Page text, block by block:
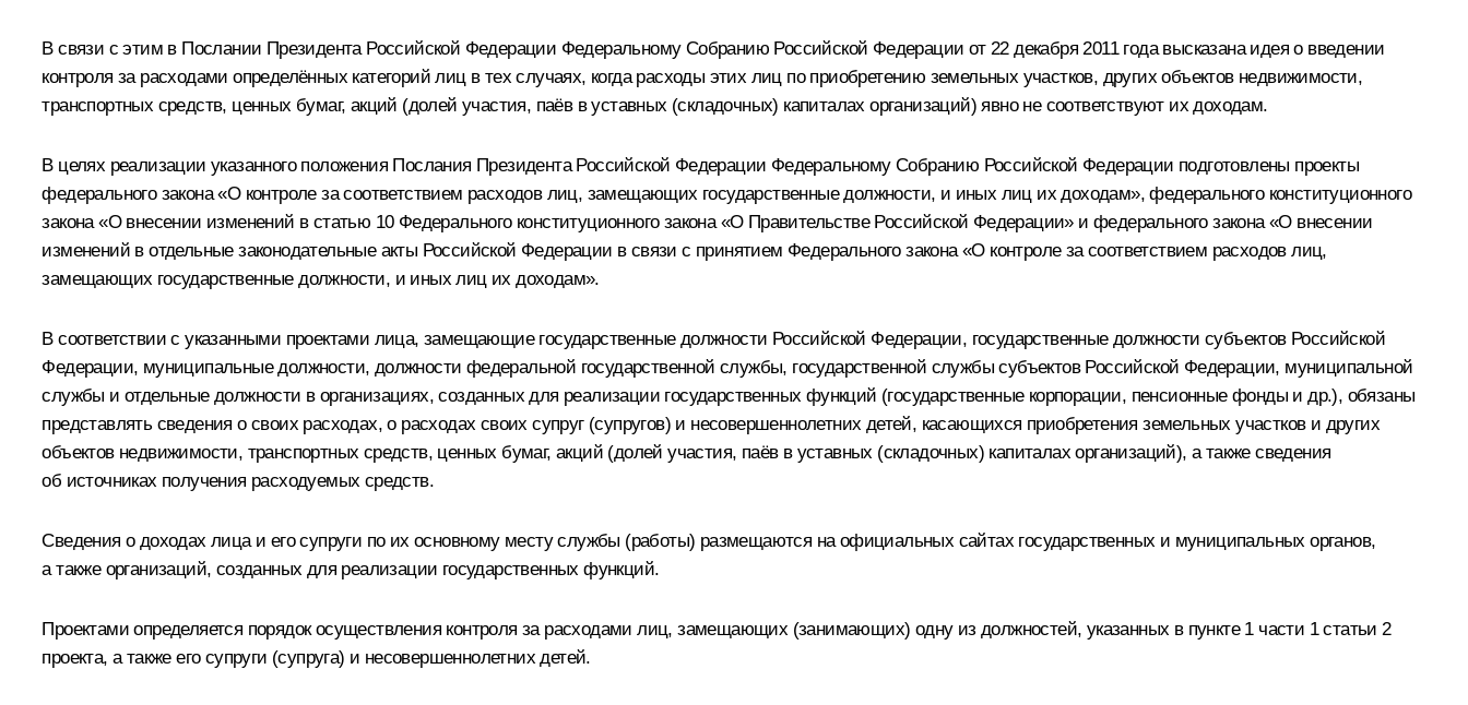
В связи с этим в Послании Президента Российской Федерации Федеральному Собранию Российской Федерации от 22 декабря 2011 года высказана идея о введении
контроля за расходами определённых категорий лиц в тех случаях, когда расходы этих лиц по приобретению земельных участков, других объектов недвижимости,
транспортных средств, ценных бумаг, акций (долей участия, паёв в уставных (складочных) капиталах организаций) явно не соответствуют их доходам.
В целях реализации указанного положения Послания Президента Российской Федерации Федеральному Собранию Российской Федерации подготовлены проекты
федерального закона «О контроле за соответствием расходов лиц, замещающих государственные должности, и иных лиц их доходам», федерального конституционного
закона «О внесении изменений в статью 10 Федерального конституционного закона «О Правительстве Российской Федерации» и федерального закона «О внесении
изменений в отдельные законодательные акты Российской Федерации в связи с принятием Федерального закона «О контроле за соответствием расходов лиц,
замещающих государственные должности, и иных лиц их доходам».
В соответствии с указанными проектами лица, замещающие государственные должности Российской Федерации, государственные должности субъектов Российской
Федерации, муниципальные должности, должности федеральной государственной службы, государственной службы субъектов Российской Федерации, муниципальной
службы и отдельные должности в организациях, созданных для реализации государственных функций (государственные корпорации, пенсионные фонды и др.), обязаны
представлять сведения о своих расходах, о расходах своих супруг (супругов) и несовершеннолетних детей, касающихся приобретения земельных участков и других
объектов недвижимости, транспортных средств, ценных бумаг, акций (долей участия, паёв в уставных (складочных) капиталах организаций), а также сведения
об источниках получения расходуемых средств.
Сведения о доходах лица и его супруги по их основному месту службы (работы) размещаются на официальных сайтах государственных и муниципальных органов,
а также организаций, созданных для реализации государственных функций.
Проектами определяется порядок осуществления контроля за расходами лиц, замещающих (занимающих) одну из должностей, указанных в пункте 1 части 1 статьи 2
проекта, а также его супруги (супруга) и несовершеннолетних детей.